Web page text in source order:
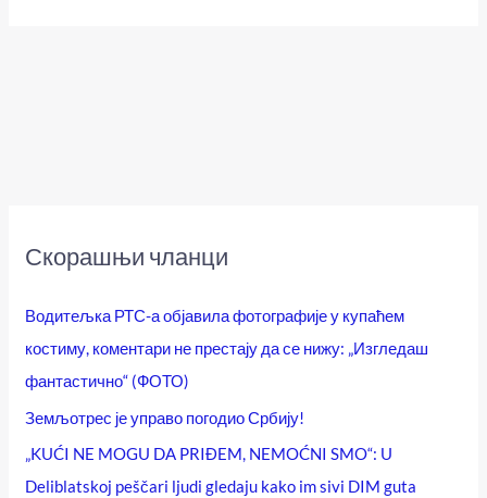
Скорашњи чланци
Водитељка РТС-а објавила фотографије у купаћем
костиму, коментари не престају да се нижу: „Изгледаш
фантастично“ (ФОТО)
Земљотрес је управо погодио Србију!
„KUĆI NE MOGU DA PRIĐEM, NEMOĆNI SMO“: U
Deliblatskoj peščari ljudi gledaju kako im sivi DIM guta